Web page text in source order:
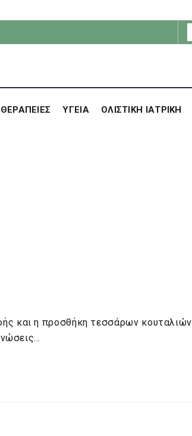
ΥΓΕΙΑ ΟΛΙΣΤΙΚΗ ΙΑΤΡΙΚΗ
και η προσθήκη τεσσάρων